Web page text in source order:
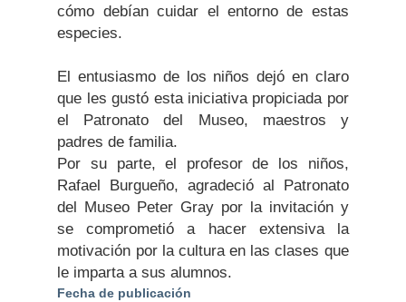
cómo debían cuidar el entorno de estas
especies.
El entusiasmo de los niños dejó en claro
que les gustó esta iniciativa propiciada por
el Patronato del Museo, maestros y
padres de familia.
Por su parte, el profesor de los niños,
Rafael Burgueño, agradeció al Patronato
del Museo Peter Gray por la invitación y
se comprometió a hacer extensiva la
motivación por la cultura en las clases que
le imparta a sus alumnos.
Fecha de publicación